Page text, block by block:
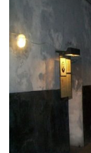
Научпоп
Головне
Цитати
Inter/antinational